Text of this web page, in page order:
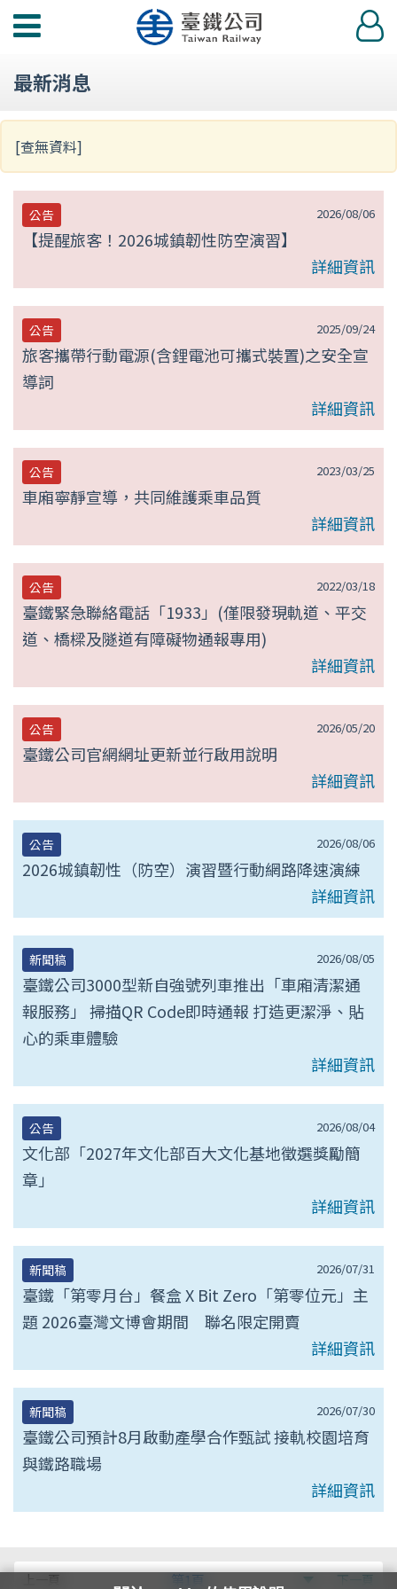
功
選
登
入
最新消息
[查無資料]
2026/08/06
公告
【提醒旅客！2026城鎮韌性防空演習】
詳細資訊
2025/09/24
公告
旅客攜帶行動電源(含鋰電池可攜式裝置)之安全宣
導詞
詳細資訊
2023/03/25
公告
車廂寧靜宣導，共同維護乘車品質
詳細資訊
2022/03/18
公告
臺鐵緊急聯絡電話「1933」(僅限發現軌道、平交
道、橋樑及隧道有障礙物通報專用)
詳細資訊
2026/05/20
公告
臺鐵公司官網網址更新並行啟用說明
詳細資訊
2026/08/06
公告
2026城鎮韌性（防空）演習暨行動網路降速演練
詳細資訊
2026/08/05
新聞稿
臺鐵公司3000型新自強號列車推出「車廂清潔通
報服務」 掃描QR Code即時通報 打造更潔淨、貼
心的乘車體驗
詳細資訊
2026/08/04
公告
文化部「2027年文化部百大文化基地徵選獎勵簡
章」
詳細資訊
2026/07/31
新聞稿
臺鐵「第零月台」餐盒 X Bit Zero「第零位元」主
題 2026臺灣文博會期間 聯名限定開賣
詳細資訊
2026/07/30
新聞稿
臺鐵公司預計8月啟動產學合作甄試 接軌校園培育
與鐵路職場
詳細資訊
上一頁 第
第1頁
下一頁